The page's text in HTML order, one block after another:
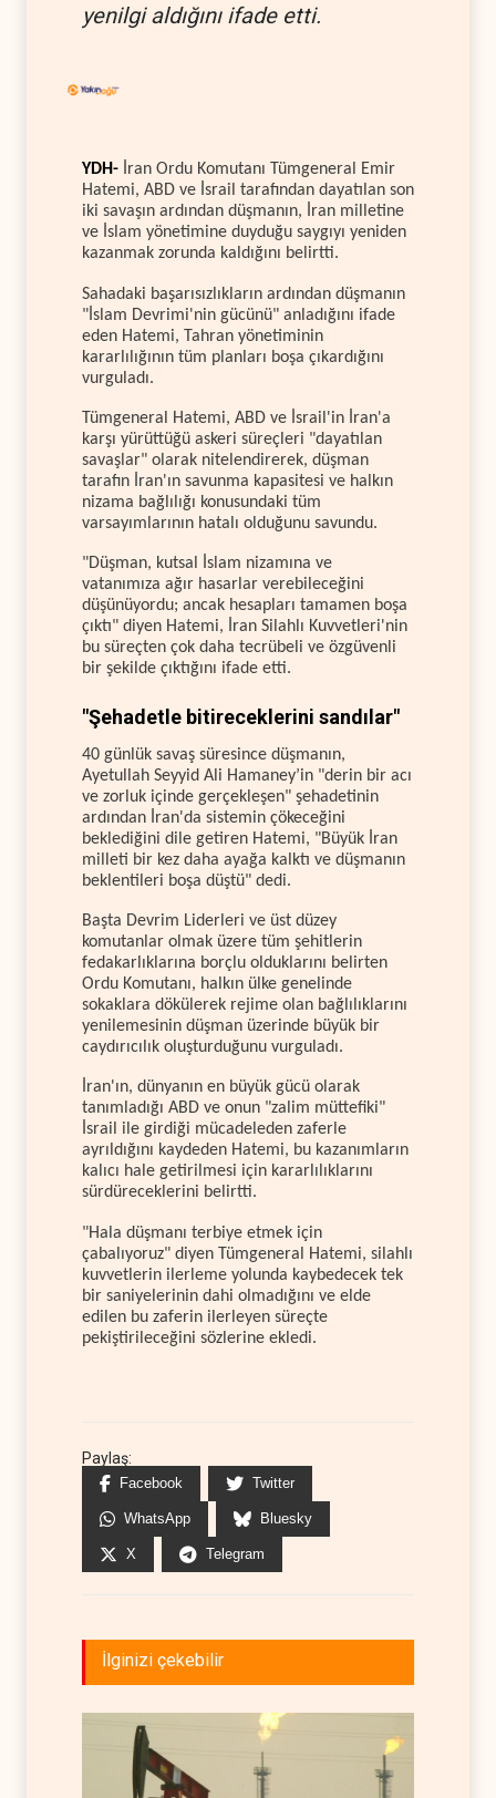
yenilgi aldığını ifade etti.
YDH- İran Ordu Komutanı Tümgeneral Emir
Hatemi, ABD ve İsrail tarafından dayatılan son
iki savaşın ardından düşmanın, İran milletine
ve İslam yönetimine duyduğu saygıyı yeniden
kazanmak zorunda kaldığını belirtti.
Sahadaki başarısızlıkların ardından düşmanın
"İslam Devrimi'nin gücünü" anladığını ifade
eden Hatemi, Tahran yönetiminin
kararlılığının tüm planları boşa çıkardığını
vurguladı.
Tümgeneral Hatemi, ABD ve İsrail'in İran'a
karşı yürüttüğü askeri süreçleri "dayatılan
savaşlar" olarak nitelendirerek, düşman
tarafın İran'ın savunma kapasitesi ve halkın
nizama bağlılığı konusundaki tüm
varsayımlarının hatalı olduğunu savundu.
"Düşman, kutsal İslam nizamına ve
vatanımıza ağır hasarlar verebileceğini
düşünüyordu; ancak hesapları tamamen boşa
çıktı" diyen Hatemi, İran Silahlı Kuvvetleri'nin
bu süreçten çok daha tecrübeli ve özgüvenli
bir şekilde çıktığını ifade etti.
"Şehadetle bitireceklerini sandılar"
40 günlük savaş süresince düşmanın,
Ayetullah Seyyid Ali Hamaney’in "derin bir acı
ve zorluk içinde gerçekleşen" şehadetinin
ardından İran'da sistemin çökeceğini
beklediğini dile getiren Hatemi, "Büyük İran
milleti bir kez daha ayağa kalktı ve düşmanın
beklentileri boşa düştü" dedi.
Başta Devrim Liderleri ve üst düzey
komutanlar olmak üzere tüm şehitlerin
fedakarlıklarına borçlu olduklarını belirten
Ordu Komutanı, halkın ülke genelinde
sokaklara dökülerek rejime olan bağlılıklarını
yenilemesinin düşman üzerinde büyük bir
caydırıcılık oluşturduğunu vurguladı.
İran'ın, dünyanın en büyük gücü olarak
tanımladığı ABD ve onun "zalim müttefiki"
İsrail ile girdiği mücadeleden zaferle
ayrıldığını kaydeden Hatemi, bu kazanımların
kalıcı hale getirilmesi için kararlılıklarını
sürdüreceklerini belirtti.
"Hala düşmanı terbiye etmek için
çabalıyoruz" diyen Tümgeneral Hatemi, silahlı
kuvvetlerin ilerleme yolunda kaybedecek tek
bir saniyelerinin dahi olmadığını ve elde
edilen bu zaferin ilerleyen süreçte
pekiştirileceğini sözlerine ekledi.
Paylaş:
Facebook Twitter
WhatsApp Bluesky
X Telegram
İlginizi çekebilir